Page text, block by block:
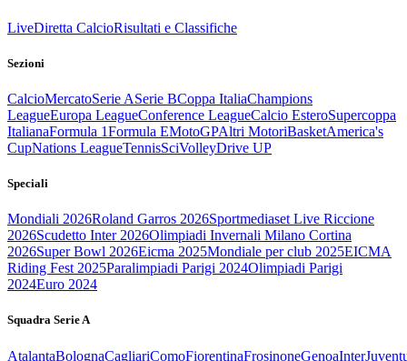
LiveDiretta CalcioRisultati e Classifiche
Sezioni
CalcioMercatoSerie ASerie BCoppa ItaliaChampions
LeagueEuropa LeagueConference LeagueCalcio EsteroSupercoppa
ItalianaFormula 1Formula EMotoGPAltri MotoriBasketAmerica's
CupNations LeagueTennisSciVolleyDrive UP
Speciali
Mondiali 2026Roland Garros 2026Sportmediaset Live Riccione
2026Scudetto Inter 2026Olimpiadi Invernali Milano Cortina
2026Super Bowl 2026Eicma 2025Mondiale per club 2025EICMA
Riding Fest 2025Paralimpiadi Parigi 2024Olimpiadi Parigi
2024Euro 2024
Squadra Serie A
AtalantaBolognaCagliariComoFiorentinaFrosinoneGenoaInter